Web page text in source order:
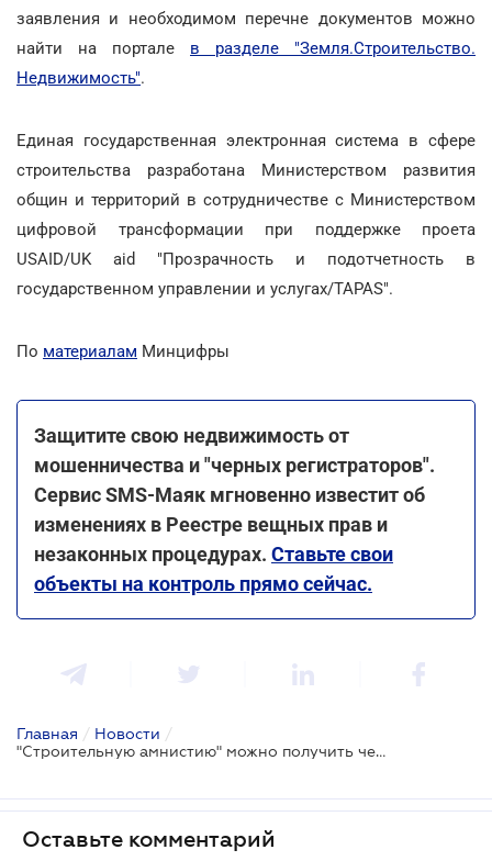
заявления и необходимом перечне документов можно
найти на портале в разделе "Земля.Строительство.
Недвижимость".
Единая государственная электронная система в сфере
строительства разработана Министерством развития
общин и территорий в сотрудничестве с Министерством
цифровой трансформации при поддержке проета
USAID/UK aid "Прозрачность и подотчетность в
государственном управлении и услугах/TAPAS".
По материалам Минцифры
Защитите свою недвижимость от
мошенничества и "черных регистраторов".
Сервис SMS-Маяк мгновенно известит об
изменениях в Реестре вещных прав и
незаконных процедурах. Ставьте свои
объекты на контроль прямо сейчас.
Главная / Новости /
"Строительную амнистию" можно получить через портал Дія: что это и как это сделать
Оставьте комментарий